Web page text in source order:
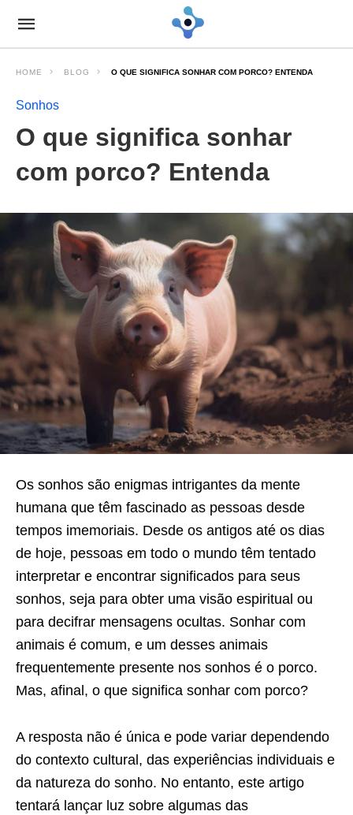
HOME BLOG O QUE SIGNIFICA SONHAR COM PORCO? ENTENDA
Sonhos
O que significa sonhar
com porco? Entenda
Os sonhos são enigmas intrigantes da mente
humana que têm fascinado as pessoas desde
tempos imemoriais. Desde os antigos até os dias
de hoje, pessoas em todo o mundo têm tentado
interpretar e encontrar significados para seus
sonhos, seja para obter uma visão espiritual ou
para decifrar mensagens ocultas. Sonhar com
animais é comum, e um desses animais
frequentemente presente nos sonhos é o porco.
Mas, afinal, o que significa sonhar com porco?
A resposta não é única e pode variar dependendo
do contexto cultural, das experiências individuais e
da natureza do sonho. No entanto, este artigo
tentará lançar luz sobre algumas das